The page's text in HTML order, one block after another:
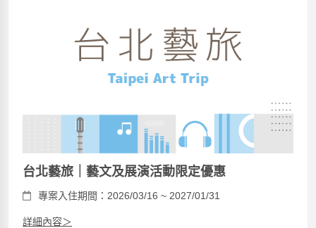
台北藝旅｜藝文及展演活動限定優惠
專案入住期間：2026/03/16 ~ 2027/01/31
詳細內容＞